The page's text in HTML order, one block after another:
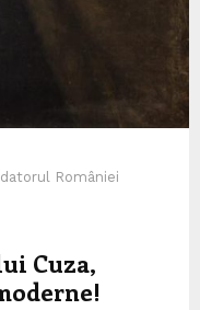
României
Cuza,